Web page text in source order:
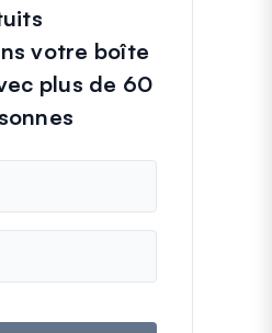
votre boîte
plus de 60